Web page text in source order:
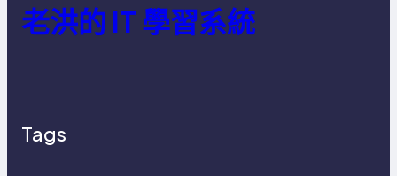
老洪的 IT 學習系統
Tags